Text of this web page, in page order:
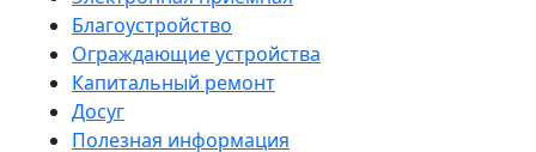
Благоустройство
Ограждающие устройства
Капитальный ремонт
Досуг
Полезная информация